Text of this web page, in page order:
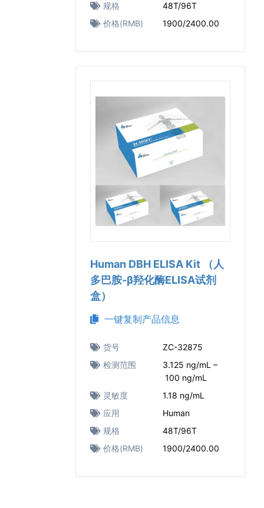
规格
48T/96T
价格(RMB)
1900/2400.00
Human DBH ELISA Kit （人
多巴胺-β羟化酶ELISA试剂
盒）
一键复制产品信息
货号
ZC-32875
检测范围
3.125 ng/mL –
100 ng/mL
灵敏度
1.18 ng/mL
应用
Human
规格
48T/96T
价格(RMB)
1900/2400.00